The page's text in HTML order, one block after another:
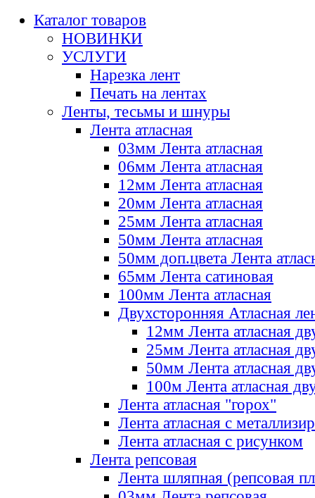
Каталог товаров
НОВИНКИ
УСЛУГИ
Нарезка лент
Печать на лентах
Ленты, тесьмы и шнуры
Лента атласная
03мм Лента атласная
06мм Лента атласная
12мм Лента атласная
20мм Лента атласная
25мм Лента атласная
50мм Лента атласная
50мм доп.цвета Лента
65мм Лента сатиновая
100мм Лента атласная
Двухсторонняя Атласная
12мм Лента атласная
25мм Лента атласная
50мм Лента атласная
100м Лента атласная
Лента атласная "горох"
Лента атласная с
Лента атласная с рисунком
Лента репсовая
Лента шляпная (репсовая